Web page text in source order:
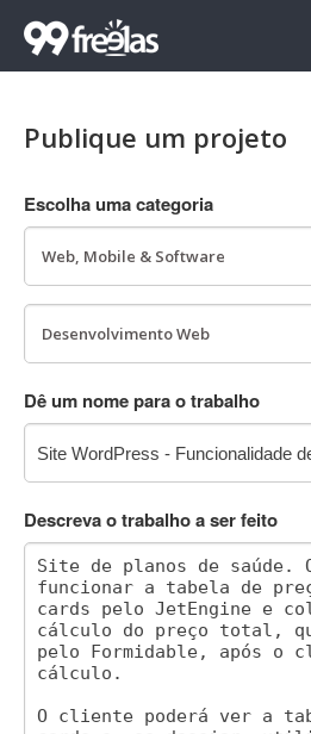
Publique um projeto
Escolha uma categoria
Dê um nome para o trabalho
Descreva o trabalho a ser feito